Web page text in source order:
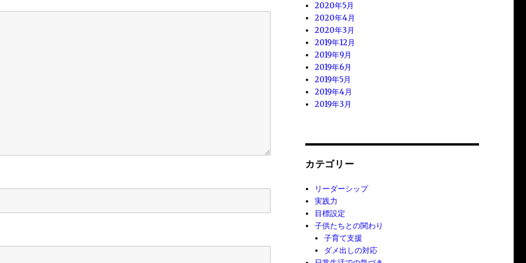
2020年5月
2020年4月
2020年3月
2019年12月
2019年9月
2019年6月
2019年5月
2019年4月
2019年3月
カテゴリー
リーダーシップ
実践力
目標設定
子供たちとの関わり
子育て支援
ダメ出しの対応